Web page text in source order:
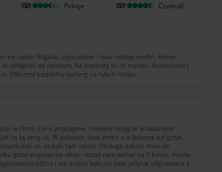
Pokoje
Czystość
na ciepło. Rogaliki, jogurciki,ser i dwa rodzaje wędlin. Pokoje
odległość od centrum. Na piechotę to 1h marszu. Autobusem (
Olbrzymi bezpłatny parking na tyłach hotelu.
w Porto. Ceny przystępne, mieliśmy opcję ze śniadaniami ,
na tą cenę ok. W pokojach dość zimno a w łazience był grzyb..
było to, że było tam czysto. Obsługa dobrze mówi po
gdzie znajduje się sklep - kazali nam jechać na 2 koniec miasta
późno i nie można było nic zjeść jedynie odgrzewana z